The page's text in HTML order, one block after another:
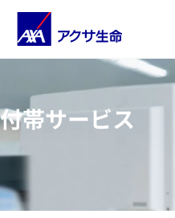
付帯サービス